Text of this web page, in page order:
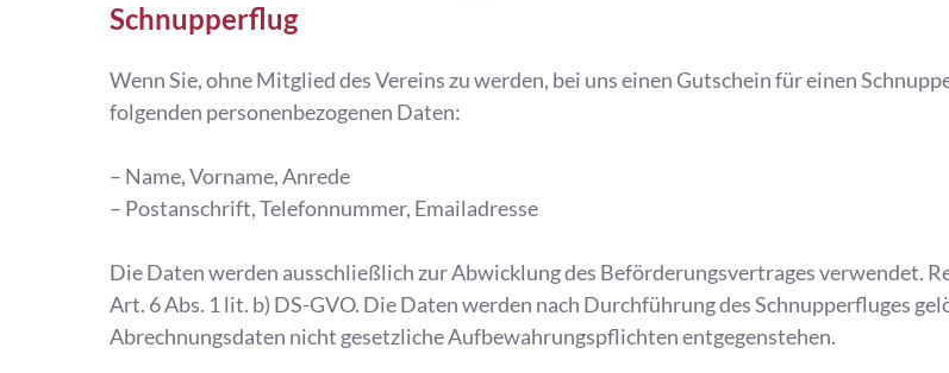
Schnupperflug
Wenn Sie, ohne Mitglied des Vereins zu werden, bei uns einen Gutschein für einen
folgenden personenbezogenen Daten:
– Name, Vorname, Anrede
– Postanschrift, Telefonnummer, Emailadresse
Die Daten werden ausschließlich zur Abwicklung des Beförderungsvertrages verwendet.
Art. 6 Abs. 1 lit. b) DS-GVO. Die Daten werden nach Durchführung des Schnupperfluges
Abrechnungsdaten nicht gesetzliche Aufbewahrungspflichten entgegenstehen.